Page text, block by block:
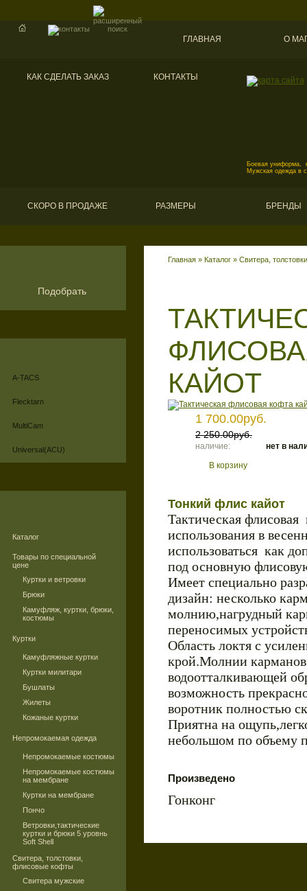
ГЛАВНАЯ О
КАК СДЕЛАТЬ ЗАКАЗ КОНТАКТЫ
Боевая униформа,
Мужская одежда в
СКОРО В ПРОДАЖЕ РАЗМЕРЫ БРЕНДЫ
Подобрать
A-TACS
Flecktarn
MultiCam
Universal(ACU)
Каталог
Товары по специальной
цене
Куртки и ветровки
Брюки
Камуфляж, куртки, брюки,
костюмы
Куртки
Камуфляжные куртки
Куртки милитари
Бушлаты
Жилеты
Кожаные куртки
Непромокаемая одежда
Непромокаемые костюмы
Непромокаемые костюмы
на мембране
Куртки на мембране
Пончо
Ветровки,тактические
куртки и брюки 5 уровнь
Soft Shell
Свитера, толстовки,
флисовые кофты
Свитера мужские
Главная » Каталог » Свитера,
КАЙОТ
1 700.00руб.
2 250.00руб.
наличие:
нет в
В корзину
Тонкий флис кайот
Тактическая флисовая
использования в
использоваться как
под основную
Имеет специально
дизайн: несколько
молнию,нагрудный
переносимых
Область локтя с
крой.Молнии карманов
водоотталкивающей
возможность
воротник полностью
Приятна на
небольшом по объему
Произведено
Гонконг